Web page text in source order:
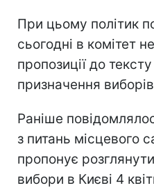
При цьому політик
сьогодні в комітет
пропозиції до
призначення
Раніше
з питань місцевого
пропонує
вибори в Києві 4